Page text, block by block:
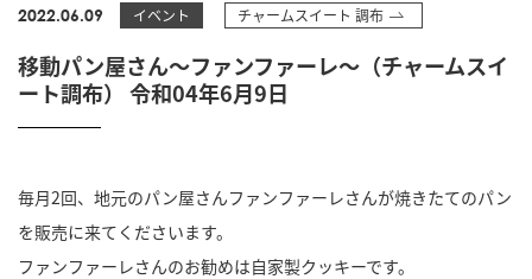
2022.06.09 イベント チャームスイート 調布
移動パン屋さん～ファンファーレ～（チャームスイ
ート調布） 令和04年6月9日
毎月2回、地元のパン屋さんファンファーレさんが焼きたてのパン
を販売に来てくださいます。
ファンファーレさんのお勧めは自家製クッキーです。